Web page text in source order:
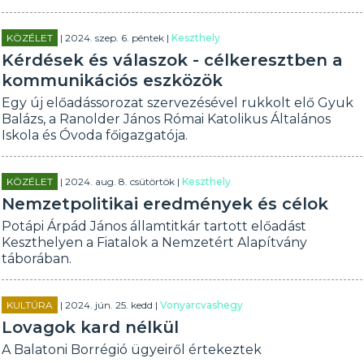
KÖZÉLET | 2024. szep. 6. péntek |Keszthely
Kérdések és válaszok - célkeresztben a
kommunikációs eszközök
Egy új előadássorozat szervezésével rukkolt elő Gyuk
Balázs, a Ranolder János Római Katolikus Általános
Iskola és Óvoda főigazgatója.
KÖZÉLET | 2024. aug. 8. csütörtök |Keszthely
Nemzetpolitikai eredmények és célok
Potápi Árpád János államtitkár tartott előadást
Keszthelyen a Fiatalok a Nemzetért Alapítvány
táborában.
KULTÚRA | 2024. jún. 25. kedd |Vonyarcvashegy
Lovagok kard nélkül
A Balatoni Borrégió ügyeiről értekeztek